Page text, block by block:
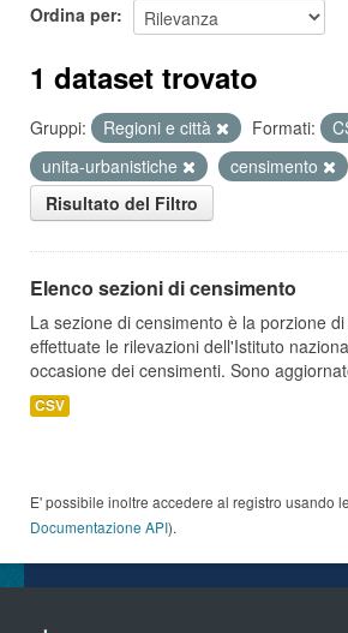
Ordina per
1 dataset trovato
Gruppi: Regioni e città Formati:
unita-urbanistiche
censimento
Risultato del Filtro
Elenco sezioni di censimento
La sezione di censimento è la porzione
effettuate le rilevazioni dell'Istituto
occasione dei censimenti. Sono
CSV
E' possibile inoltre accedere al registro usando le
Documentazione API).